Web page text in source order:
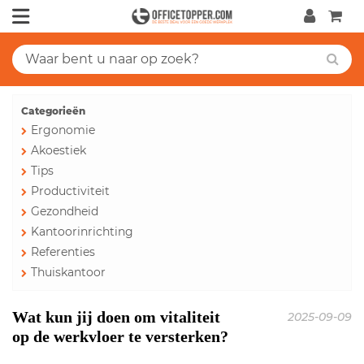
Categorieën
Ergonomie
Akoestiek
Tips
Productiviteit
Gezondheid
Kantoorinrichting
Referenties
Thuiskantoor
Wat kun jij doen om vitaliteit
op de werkvloer te versterken?
2025-09-09